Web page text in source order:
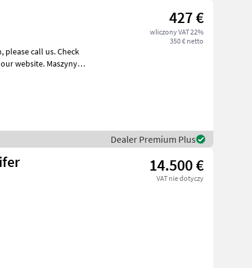
427 €
wliczony VAT 22%
350 € netto
Maszyny
Dealer Premium Plus
14.500 €
VAT nie dotyczy